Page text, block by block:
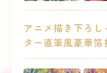
アニメ描き下ろ
ター直筆風豪華